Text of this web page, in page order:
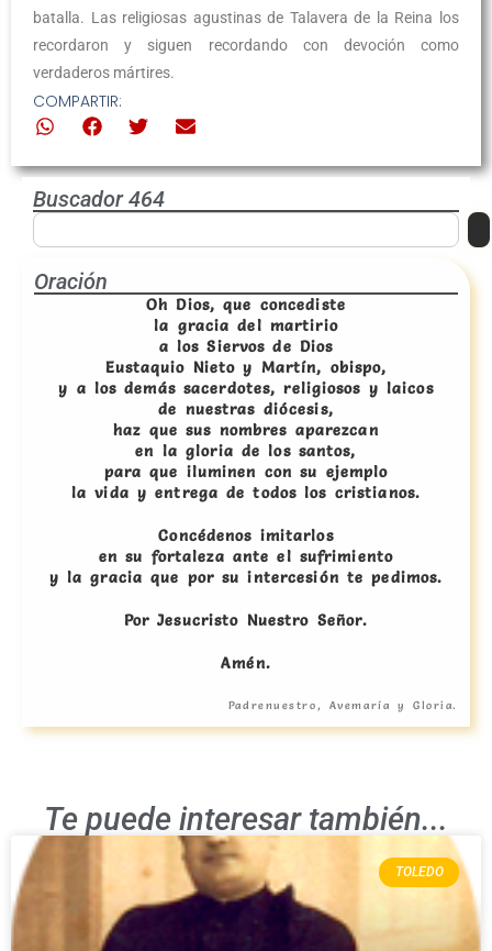
batalla. Las religiosas agustinas de Talavera de la Reina los
recordaron y siguen recordando con devoción como
verdaderos mártires.
COMPARTIR:
Buscador 464
Oración
Oh Dios, que concediste
la gracia del martirio
a los Siervos de Dios
Eustaquio Nieto y Martín, obispo,
y a los demás sacerdotes, religiosos y laicos
de nuestras diócesis,
haz que sus nombres aparezcan
en la gloria de los santos,
para que iluminen con su ejemplo
la vida y entrega de todos los cristianos.
Concédenos imitarlos
en su fortaleza ante el sufrimiento
y la gracia que por su intercesión te pedimos.
Por Jesucristo Nuestro Señor.
Amén.
Padrenuestro, Avemaría y Gloria.
Te puede interesar también...
TOLEDO